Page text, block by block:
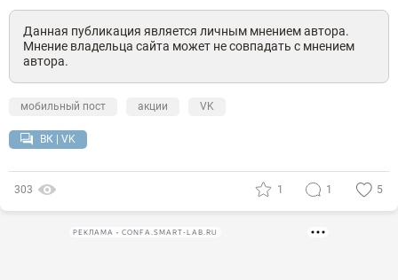
Данная публикация является личным мнением автора.
Мнение владельца сайта может не совпадать с мнением
автора.
мобильный пост акции VK
ВК | VK
303 1 1 5
РЕКЛАМА • CONFA.SMART-LAB.RU